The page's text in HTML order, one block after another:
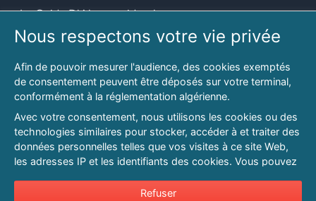
Le Guide D'Alger, guide-alger.com
NOS RÉSEAUX SOCIAUX
Notre page Facebook
Notre page LinkedIn
Notre page Instagram
Notre page Twitter
Nous respectons votre vie privée
Afin de pouvoir mesurer l'audience, des cookies exemptés
de consentement peuvent être déposés sur votre terminal,
conformément à la réglementation algérienne.
Avec votre consentement, nous utilisons les cookies ou des
technologies similaires pour stocker, accéder à et traiter des
données personnelles telles que vos visites à ce site Web,
les adresses IP et les identifiants des cookies. Vous pouvez
sur l'intérêt légitime à tout moment en cliquant sur « Refuser
Refuser